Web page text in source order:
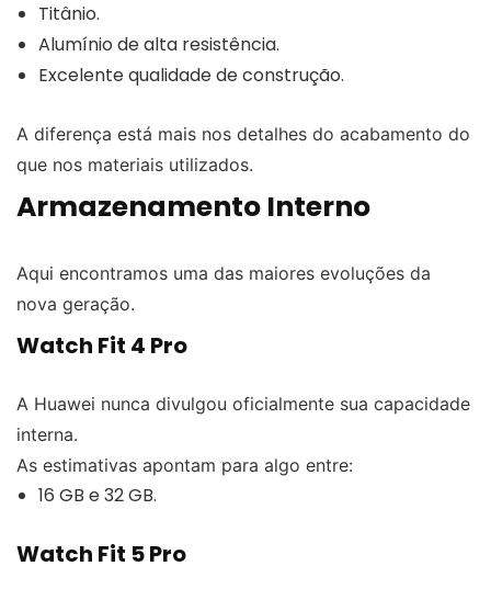
Titânio.
Alumínio de alta resistência.
Excelente qualidade de construção.
A diferença está mais nos detalhes do acabamento do
que nos materiais utilizados.
Armazenamento Interno
Aqui encontramos uma das maiores evoluções da
nova geração.
Watch Fit 4 Pro
A Huawei nunca divulgou oficialmente sua capacidade
interna.
As estimativas apontam para algo entre:
16 GB e 32 GB.
Watch Fit 5 Pro